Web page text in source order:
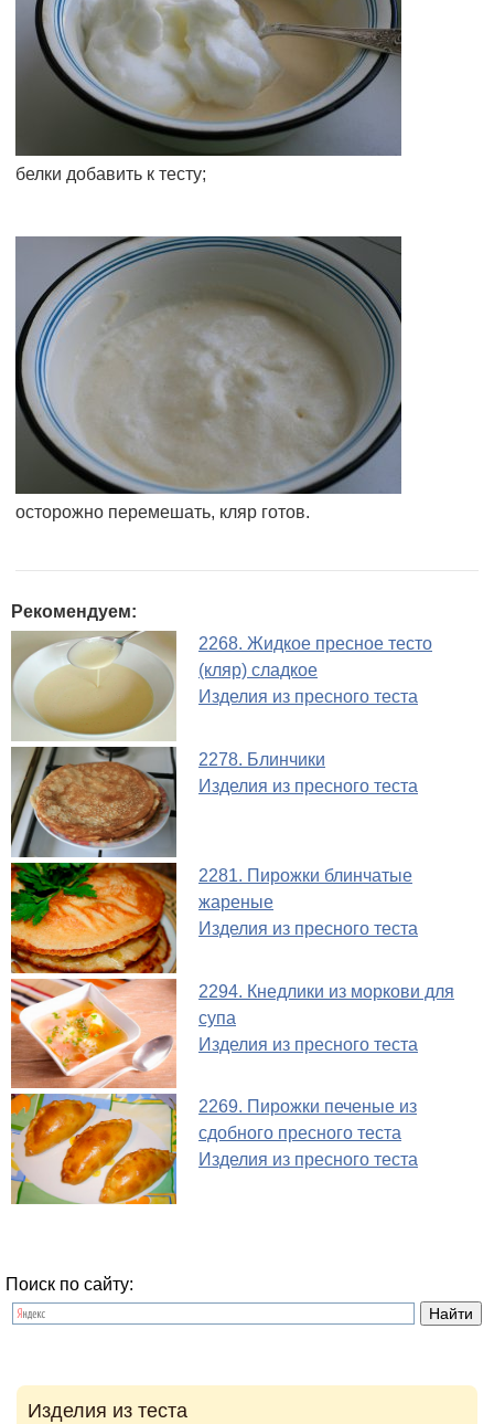
белки добавить к тесту;
осторожно перемешать, кляр готов.
Рекомендуем:
2268. Жидкое пресное тесто
(кляр) сладкое
Изделия из пресного теста
2278. Блинчики
Изделия из пресного теста
2281. Пирожки блинчатые
жареные
Изделия из пресного теста
2294. Кнедлики из моркови для
супа
Изделия из пресного теста
2269. Пирожки печеные из
сдобного пресного теста
Изделия из пресного теста
Поиск по сайту:
Изделия из теста